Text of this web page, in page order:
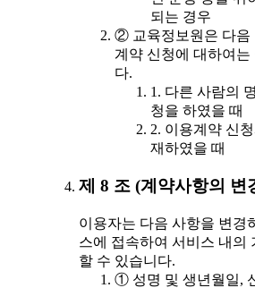
되는 경우
② 교육정보원은 다음
계약 신청에 대하여는
다.
1. 다른 사람의
청을 하였을 때
2. 이용계약 신
재하였을 때
제 8 조 (계약사항의 변
이용자는 다음 사항을 변경
스에 접속하여 서비스 내의
할 수 있습니다.
① 성명 및 생년월일,